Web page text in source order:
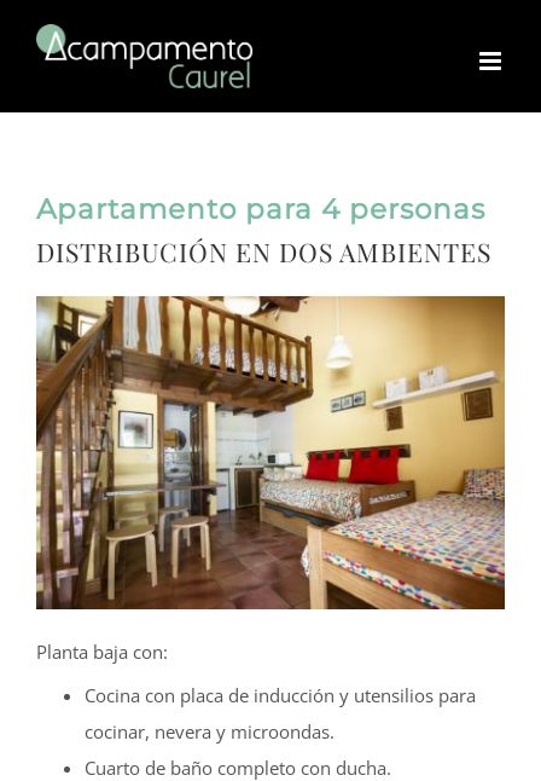
Apartamento para 4 personas
DISTRIBUCIÓN EN DOS AMBIENTES
Planta baja con:
Cocina con placa de inducción y utensilios para
cocinar, nevera y microondas.
Cuarto de baño completo con ducha.